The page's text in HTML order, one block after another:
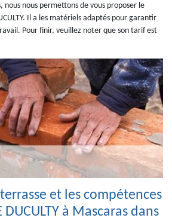
nous nous permettons de vous proposer le
Il a les matériels adaptés pour garantir
Pour finir, veuillez noter que son tarif est
et les compétences
DUCULTY à Mascaras dans